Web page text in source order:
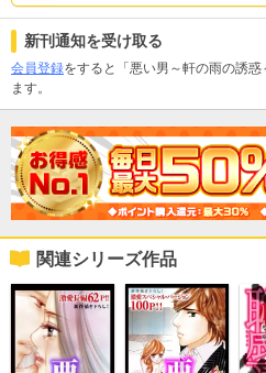
新刊通知を受け取る
会員登録をすると「悪い男～軒の雨の誘
ます。
関連シリーズ作品